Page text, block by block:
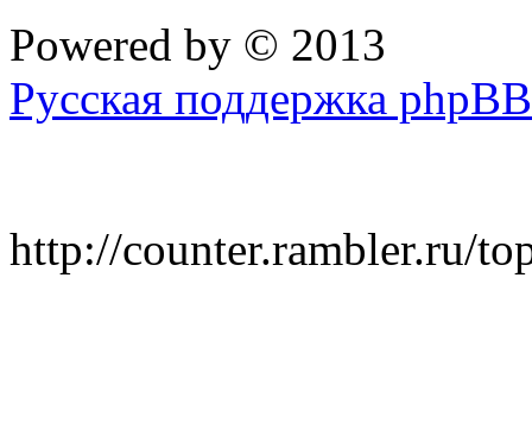
Powered by © 2013
Русская поддержка phpBB
http://counter.rambler.ru/